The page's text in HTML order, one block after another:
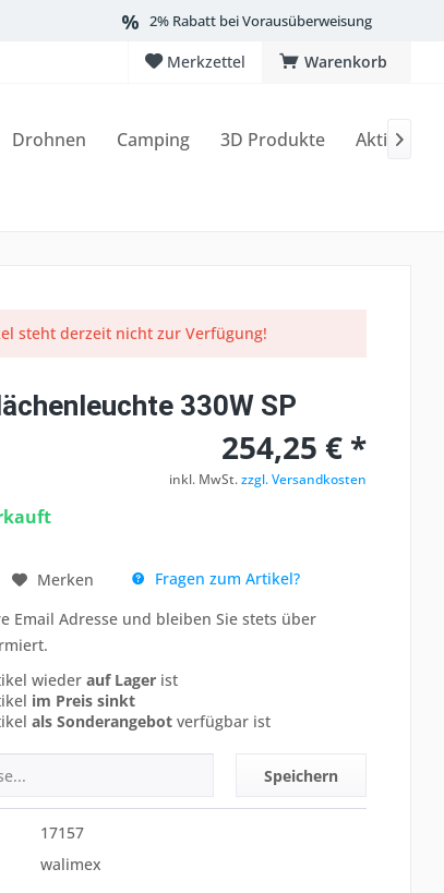
2% Rabatt bei Vorausüberweisung
Warenkorb
Merkzettel
Drohnen Camping 3D Produkte Aktionen

steht derzeit nicht zur Verfügung!
330W SP
254,25 € *
inkl. MwSt.zzgl. Versandkosten
Merken
Fragen zum Artikel?
Email Adresse und bleiben Sie stets über
wieder auf Lagerist
im Preis sinkt
als Sonderangebotverfügbar ist
Speichern
17157
walimex